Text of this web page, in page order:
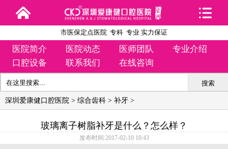
市医保定点医院 专科 专业 实力保证
医院简介 医院动态 医师团队
专业介绍
口腔设备
联系我们 在线咨询
搜索
深圳爱康健口腔医院 > 综合齿科 > 补牙 >
玻璃离子树脂补牙是什么？怎么样？
发布时间:2017-02-10 10:43